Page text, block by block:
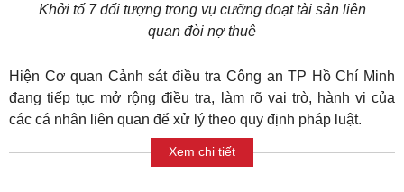
Khởi tố 7 đối tượng trong vụ cưỡng đoạt tài sản liên
quan đòi nợ thuê
Hiện Cơ quan Cảnh sát điều tra Công an TP Hồ Chí Minh
đang tiếp tục mở rộng điều tra, làm rõ vai trò, hành vi của
các cá nhân liên quan để xử lý theo quy định pháp luật.
Xem chi tiết